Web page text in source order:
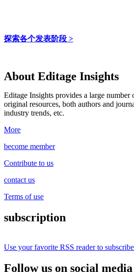
探索各个发表阶段 >
About Editage Insights
Editage Insights provides a large number
original resources, both authors and
industry trends, etc.
More
become member
Contribute to us
contact us
Terms of use
subscription
Use your favorite RSS reader to
Follow us on social media